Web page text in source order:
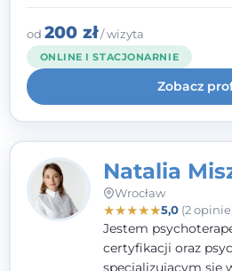
interwencji
klinicznej na SWPS
kieruję się empatią,
uważnością na
od 200 zł/ wizyta
ONLINE I STACJONARNIE
Zobacz
Natalia
Wrocław
★★★★★5,0(2
Jestem
certyfikacji oraz
specjalizującym się